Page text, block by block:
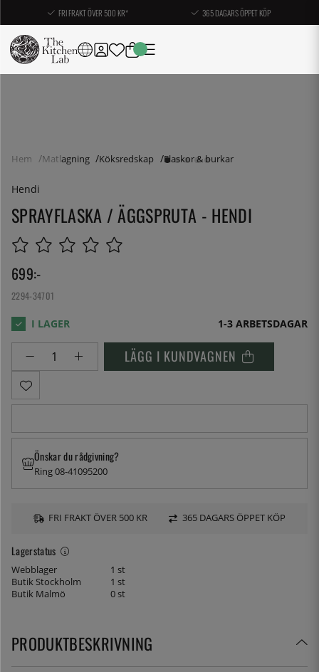
FRI FRAKT ÖVER 500 KR* 365 DAGARS ÖPPET KÖP
Hem Matlagning Köksredskap Flaskor & burkar
Hendi
SPRAYFLASKA / ÄGGSPRUTA - HENDI
699:-
2294-34701
1-3 ARBETSDAGAR
LÄGG I KUNDVAGNEN
Lagerstatus
Webblager
1 st
Butik Stockholm
1 st
Butik Malmö
0 st
Önskar du rådgivning?
Ring 08-41095200
FRI FRAKT ÖVER 500 KR 365 DAGARS ÖPPET KÖP
PRODUKTBESKRIVNING